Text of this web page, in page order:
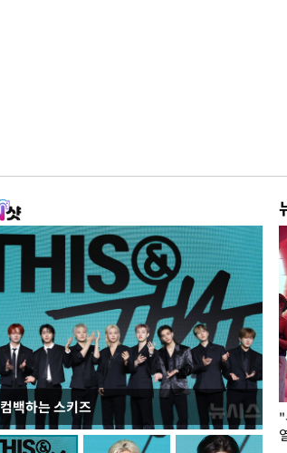
컴백하는 스키즈
입추 코앞인데 전국엔 찜통 더위